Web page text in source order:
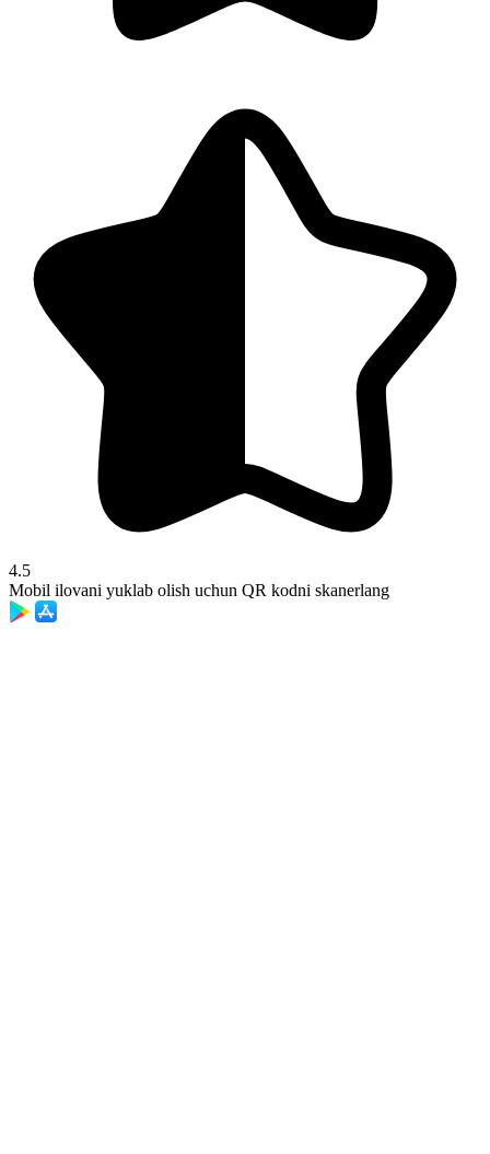
4.5
Mobil ilovani yuklab olish uchun QR kodni skanerlang